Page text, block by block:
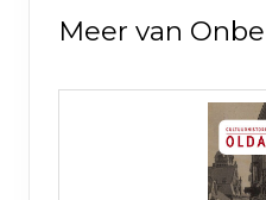
Meer van